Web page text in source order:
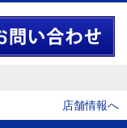
店舗情報へ